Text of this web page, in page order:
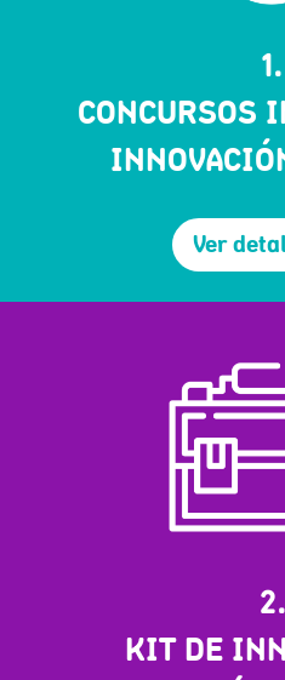
1.
CONCURSOS
Ver
2.
KIT DE